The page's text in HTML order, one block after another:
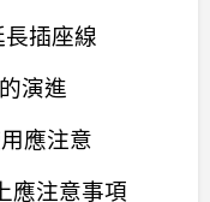
插座線
演進
應注意
應注意事項